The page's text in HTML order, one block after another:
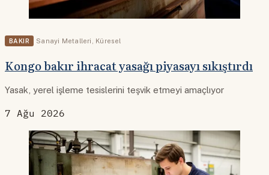
BAKIR Sanayi Metalleri Küresel
Kongo bakır ihracat yasağı piyasayı sıkıştırdı
Yasak, yerel işleme tesislerini teşvik etmeyi amaçlıyor
7 Ağu 2026